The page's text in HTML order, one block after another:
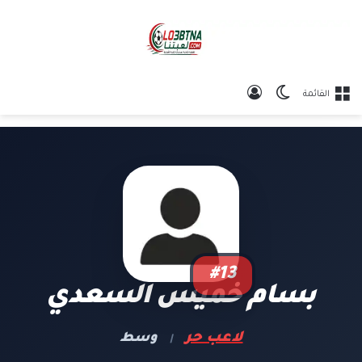
القائمة الوضع المظلم
#13
بسام خميس السعدي
لاعب حر | وسط